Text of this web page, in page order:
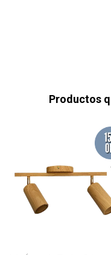
Productos